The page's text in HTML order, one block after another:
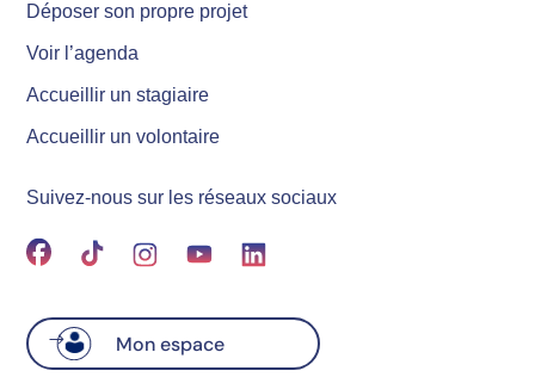
Déposer son propre projet
Voir l’agenda
Accueillir un stagiaire
Accueillir un volontaire
Suivez-nous sur les réseaux sociaux
Mon espace